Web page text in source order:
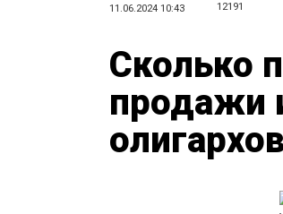
11.06.2024 10:43 12191
Сколько
продажи